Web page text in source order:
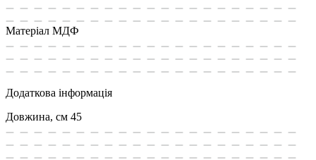
Матеріал МДФ
Додаткова інформація
Довжина, см 45